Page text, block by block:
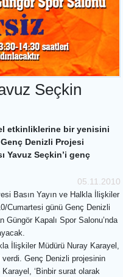
Seçkin
etkinliklerine bir yenisini
Denizli Projesi
Yavuz Seçkin’i genç
05.11.2010
Basın Yayın ve Halkla İlişkiler
Cumartesi günü Genç Denizli
Kapalı Spor Salonu’nda
İlişkiler Müdürü Nuray Karayel,
Genç Denizli projesinin
Karayel, ‘Binbir surat olarak